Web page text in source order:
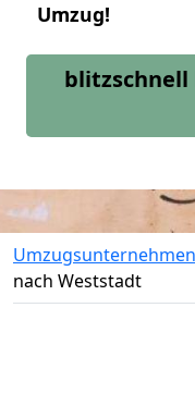
Umzug!
blitzschnell
nach Weststadt